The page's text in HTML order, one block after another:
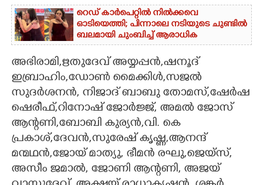
റെഡ് കാർപെറ്റിൽ നിൽക്കവെ
ഓടിയെത്തി; പിന്നാലെ നടിയുടെ ചുണ്ടിൽ
ബലമായി ചുംബിച്ച് ആരാധിക
അഭിരാമി,ഋതുദേവ് അയ്യപ്പൻ,ഷനൂദ്
ഇബ്രാഹിം,ഡോൺ മൈക്കിൾ,സജൽ
സുദർശനൻ, നിജാദ് ബാബു തോമസ്,ഷേർഷ
ഷെരീഫ്,റിനോഷ് ജോർജ്ജ്, അമൽ ജോസ്
ആന്റണി,ബോബി കുര്യൻ,വി. കെ
പ്രകാശ്,ദേവൻ,സുരേഷ് കൃഷ്ണ,ആനന്ദ്
മന്മഥൻ,ജോയ് മാത്യു, ഭീമൻ രഘു,ജെയ്സ്,
അസീം ജമാൽ, ജോണി ആന്റണി, അജയ്